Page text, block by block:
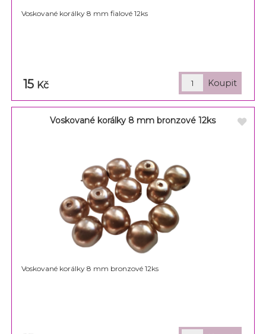
Voskované korálky 8 mm fialové 12ks
15 Kč
Voskované korálky 8 mm bronzové 12ks
Voskované korálky 8 mm bronzové 12ks